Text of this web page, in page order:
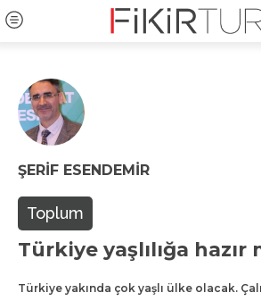
ŞERIF ESENDEMIR
Toplum
Türkiye yaşlılığa hazır
Türkiye yakında çok yaşlı ülke olacak.